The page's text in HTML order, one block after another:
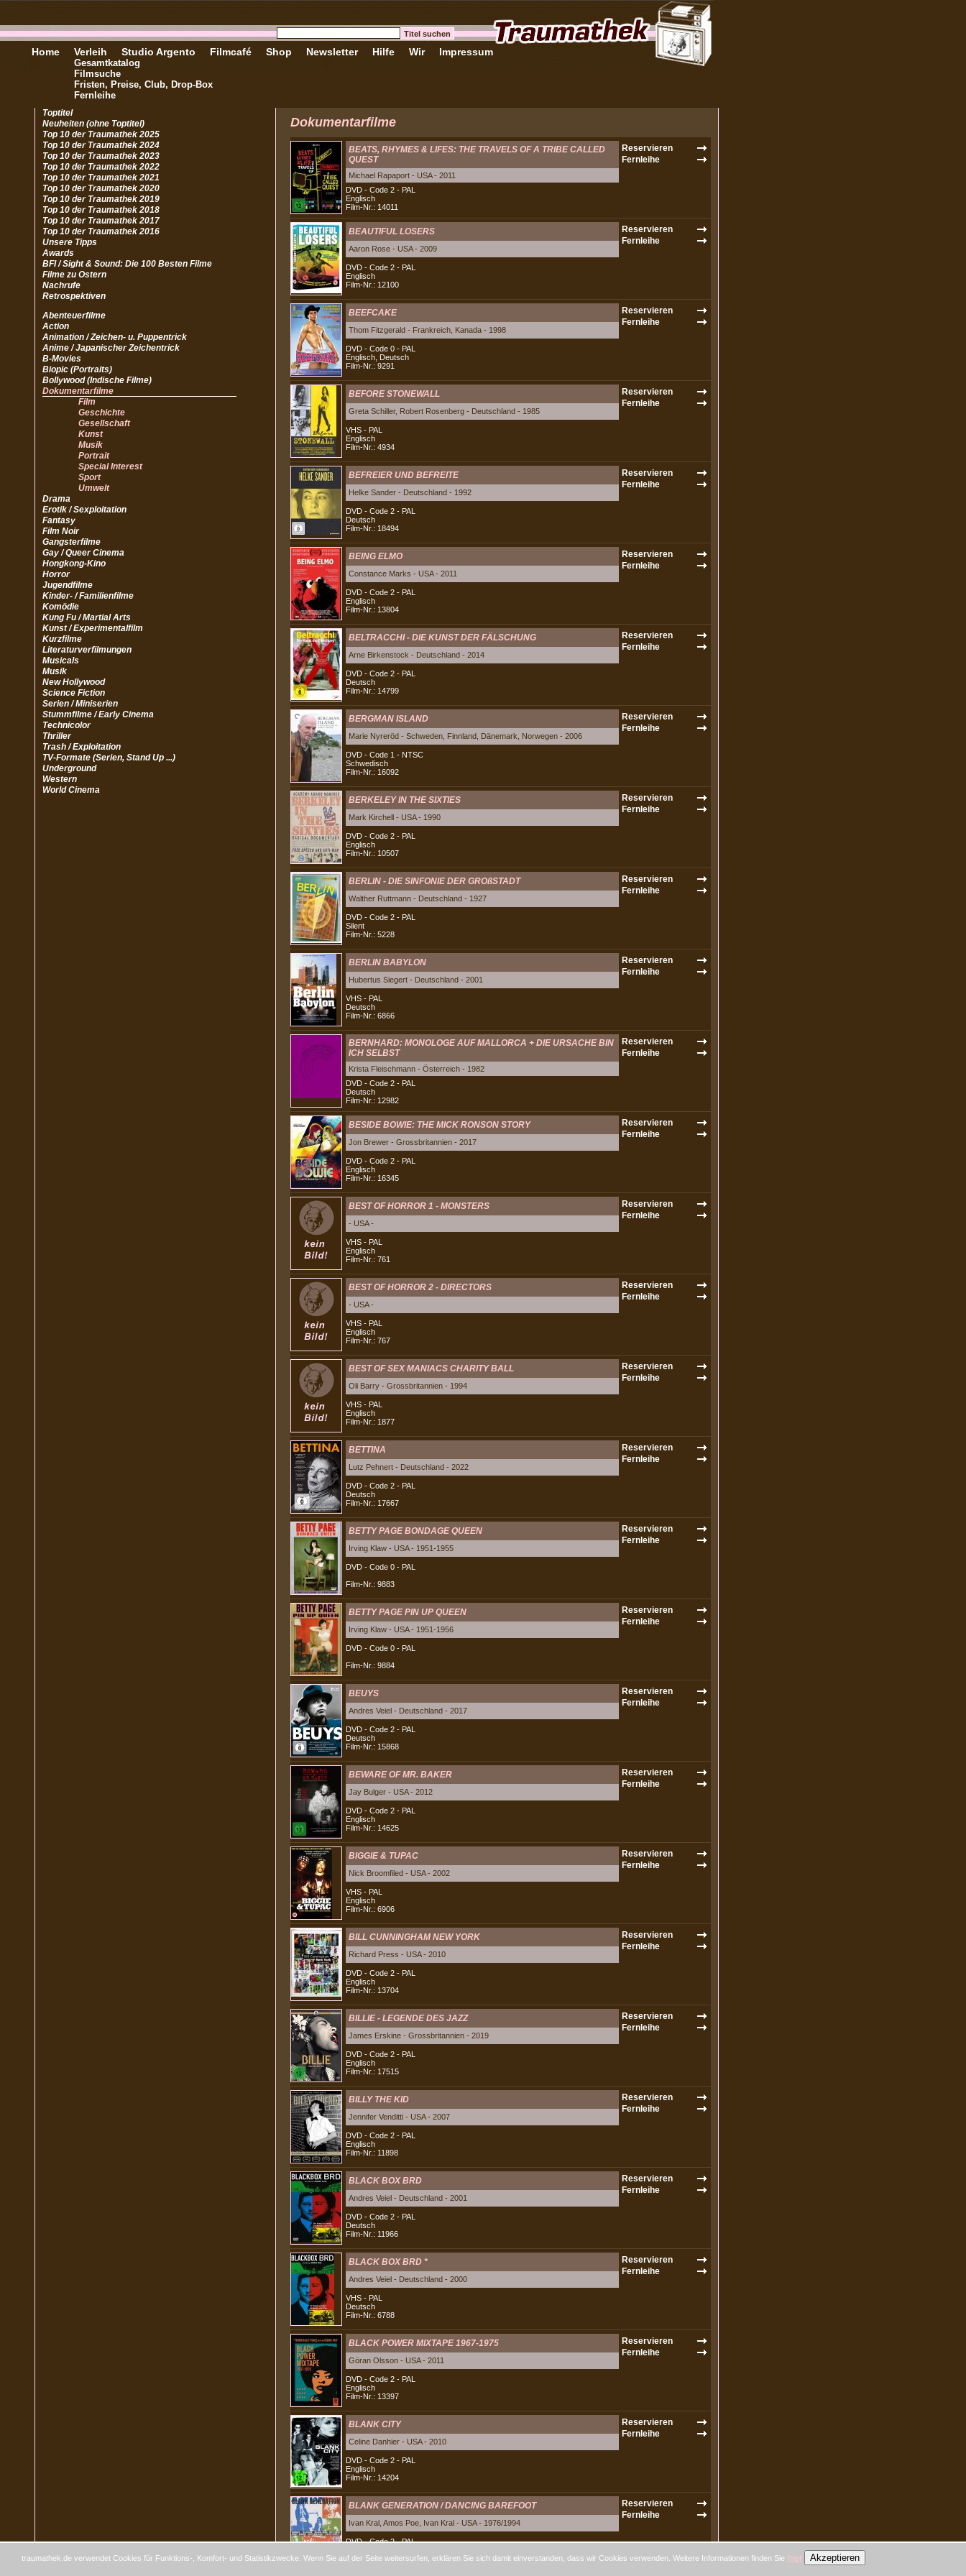
Home Verleih
Gesamtkatalog
Filmsuche
Fristen, Preise, Club, Drop-Box
Fernleihe
Studio Argento Filmcafé Shop Newsletter Hilfe Wir Impressum
Toptitel
Neuheiten (ohne Toptitel)
Top 10 der Traumathek 2025
Top 10 der Traumathek 2024
Top 10 der Traumathek 2023
Top 10 der Traumathek 2022
Top 10 der Traumathek 2021
Top 10 der Traumathek 2020
Top 10 der Traumathek 2019
Top 10 der Traumathek 2018
Top 10 der Traumathek 2017
Top 10 der Traumathek 2016
Unsere Tipps
Awards
BFI / Sight & Sound: Die 100 Besten Filme
Filme zu Ostern
Nachrufe
Retrospektiven
Abenteuerfilme
Action
Animation / Zeichen- u. Puppentrick
Anime / Japanischer Zeichentrick
B-Movies
Biopic (Portraits)
Bollywood (Indische Filme)
Dokumentarfilme
Film
Geschichte
Gesellschaft
Kunst
Musik
Portrait
Special Interest
Sport
Umwelt
Drama
Erotik / Sexploitation
Fantasy
Film Noir
Gangsterfilme
Gay / Queer Cinema
Hongkong-Kino
Horror
Jugendfilme
Kinder- / Familienfilme
Komödie
Kung Fu / Martial Arts
Kunst / Experimentalfilm
Kurzfilme
Literaturverfilmungen
Musicals
Musik
New Hollywood
Science Fiction
Serien / Miniserien
Stummfilme / Early Cinema
Technicolor
Thriller
Trash / Exploitation
TV-Formate (Serien, Stand Up ...)
Underground
Western
World Cinema
Dokumentarfilme
BEATS, RHYMES & LIFES: THE TRAVELS OF A TRIBE CALLED
QUEST
Michael Rapaport - USA - 2011
DVD - Code 2 - PAL
Englisch
Film-Nr.: 14011
BEAUTIFUL LOSERS
Aaron Rose - USA - 2009
DVD - Code 2 - PAL
Englisch
Film-Nr.: 12100
BEEFCAKE
Thom Fitzgerald - Frankreich, Kanada - 1998
DVD - Code 0 - PAL
Englisch, Deutsch
Film-Nr.: 9291
BEFORE STONEWALL
Greta Schiller, Robert Rosenberg - Deutschland - 1985
VHS - PAL
Englisch
Film-Nr.: 4934
BEFREIER UND BEFREITE
Helke Sander - Deutschland - 1992
DVD - Code 2 - PAL
Deutsch
Film-Nr.: 18494
BEING ELMO
Constance Marks - USA - 2011
DVD - Code 2 - PAL
Englisch
Film-Nr.: 13804
BELTRACCHI - DIE KUNST DER FÄLSCHUNG
Arne Birkenstock - Deutschland - 2014
DVD - Code 2 - PAL
Deutsch
Film-Nr.: 14799
BERGMAN ISLAND
Marie Nyreröd - Schweden, Finnland, Dänemark, Norwegen - 2006
DVD - Code 1 - NTSC
Schwedisch
Film-Nr.: 16092
BERKELEY IN THE SIXTIES
Mark Kirchell - USA - 1990
DVD - Code 2 - PAL
Englisch
Film-Nr.: 10507
BERLIN - DIE SINFONIE DER GROßSTADT
Walther Ruttmann - Deutschland - 1927
DVD - Code 2 - PAL
Silent
Film-Nr.: 5228
BERLIN BABYLON
Hubertus Siegert - Deutschland - 2001
VHS - PAL
Deutsch
Film-Nr.: 6866
BERNHARD: MONOLOGE AUF MALLORCA + DIE URSACHE BIN
ICH SELBST
Krista Fleischmann - Österreich - 1982
DVD - Code 2 - PAL
Deutsch
Film-Nr.: 12982
BESIDE BOWIE: THE MICK RONSON STORY
Jon Brewer - Grossbritannien - 2017
DVD - Code 2 - PAL
Englisch
Film-Nr.: 16345
BEST OF HORROR 1 - MONSTERS
- USA -
VHS - PAL
Englisch
Film-Nr.: 761
BEST OF HORROR 2 - DIRECTORS
- USA -
VHS - PAL
Englisch
Film-Nr.: 767
BEST OF SEX MANIACS CHARITY BALL
Oli Barry - Grossbritannien - 1994
VHS - PAL
Englisch
Film-Nr.: 1877
BETTINA
Lutz Pehnert - Deutschland - 2022
DVD - Code 2 - PAL
Deutsch
Film-Nr.: 17667
BETTY PAGE BONDAGE QUEEN
Irving Klaw - USA - 1951-1955
DVD - Code 0 - PAL
Film-Nr.: 9883
BETTY PAGE PIN UP QUEEN
Irving Klaw - USA - 1951-1956
DVD - Code 0 - PAL
Film-Nr.: 9884
BEUYS
Andres Veiel - Deutschland - 2017
DVD - Code 2 - PAL
Deutsch
Film-Nr.: 15868
BEWARE OF MR. BAKER
Jay Bulger - USA - 2012
DVD - Code 2 - PAL
Englisch
Film-Nr.: 14625
BIGGIE & TUPAC
Nick Broomfiled - USA - 2002
VHS - PAL
Englisch
Film-Nr.: 6906
BILL CUNNINGHAM NEW YORK
Richard Press - USA - 2010
DVD - Code 2 - PAL
Englisch
Film-Nr.: 13704
BILLIE - LEGENDE DES JAZZ
James Erskine - Grossbritannien - 2019
DVD - Code 2 - PAL
Englisch
Film-Nr.: 17515
BILLY THE KID
Jennifer Venditti - USA - 2007
DVD - Code 2 - PAL
Englisch
Film-Nr.: 11898
BLACK BOX BRD
Andres Veiel - Deutschland - 2001
DVD - Code 2 - PAL
Deutsch
Film-Nr.: 11966
BLACK BOX BRD *
Andres Veiel - Deutschland - 2000
VHS - PAL
Deutsch
Film-Nr.: 6788
BLACK POWER MIXTAPE 1967-1975
Göran Olsson - USA - 2011
DVD - Code 2 - PAL
Englisch
Film-Nr.: 13397
BLANK CITY
Celine Danhier - USA - 2010
DVD - Code 2 - PAL
Englisch
Film-Nr.: 14204
BLANK GENERATION / DANCING BAREFOOT
Ivan Kral, Amos Poe, Ivan Kral - USA - 1976/1994
DVD - Code 2 - PAL
Film-Nr.: 8996
traumathek.de verwendet Cookies für Funktions-, Komfort- und Statistikzwecke. Wenn Sie auf der Seite weitersurfen, erklären Sie sich damit einverstanden, dass wir Cookies verwenden. Weitere Informationen finden Sie hier Akzeptieren